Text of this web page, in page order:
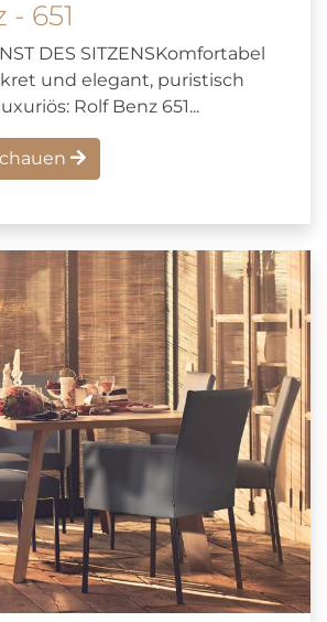
- 651
DES SITZENSKomfortabel
und elegant, puristisch
Rolf Benz 651...